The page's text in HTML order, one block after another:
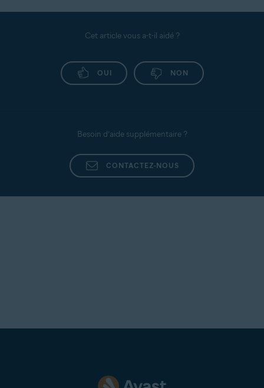
Cet article vous a-t-il aidé ?
OUI NON
Besoin d’aide supplémentaire ?
CONTACTEZ-NOUS